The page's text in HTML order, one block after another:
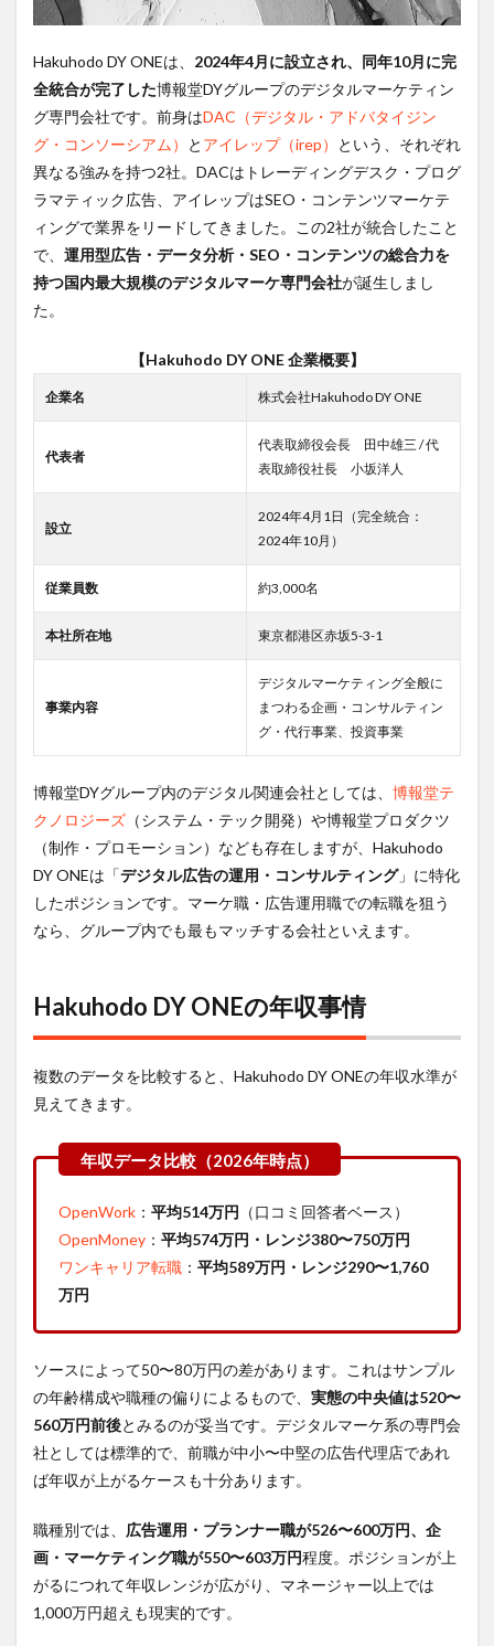
昇給
の実
3
Hakuhodo
DY ONEの
中途採用
実態
4
Hakuhodo
DY ONEの
転職・就
職難易度
ワークラ
イフバラ
Hakuhodo
DY ONEの
口コミ・
7
まと
め：
Hakuhodo
る人
Hakuhodo DY ONEは、 2024年4月に設立され、同年10月に完
全統合が完了した博報堂DYグループのデジタルマーケティン
グ専門会社です。前身はDAC（デジタル・アドバタイジン
グ・コンソーシアム）
と アイレップ（irep）
という、それぞれ
異なる強みを持つ2社。DACはトレーディングデスク・プログ
ラマティック広告、アイレップはSEO・コンテンツマーケテ
ィングで業界をリードしてきました。この2社が統合したこと
で、 運用型広告・データ分析・SEO・コンテンツの総合力を
持つ国内最大規模のデジタルマーケ専門会社が誕生しまし
た。
【Hakuhodo DY ONE 企業概要】
企業名 株式会社Hakuhodo DY ONE
代表者
代表取締役会長 田中雄三 / 代
表取締役社長 小坂洋人
設立
2024年4月1日（完全統合：
2024年10月）
従業員数 約3,000名
本社所在地 東京都港区赤坂5-3-1
事業内容
デジタルマーケティング全般に
まつわる企画・コンサルティン
グ・代行事業、投資事業
博報堂DYグループ内のデジタル関連会社としては、 博報堂テ
クノロジーズ （システム・テック開発）や博報堂プロダクツ
（制作・プロモーション）なども存在しますが、Hakuhodo
DY ONEは「デジタル広告の運用・コンサルティング」に特化
したポジションです。マーケ職・広告運用職での転職を狙う
なら、グループ内でも最もマッチする会社といえます。
Hakuhodo DY ONEの年収事情
複数のデータを比較すると、Hakuhodo DY ONEの年収水準が
見えてきます。
年収データ比較（2026年時点）
OpenWork ： 平均514万円 （口コミ回答者ベース）
OpenMoney ： 平均574万円・レンジ380〜750万円
ワンキャリア転職 ： 平均589万円・レンジ290〜1,760
万円
ソースによって50〜80万円の差があります。これはサンプル
の年齢構成や職種の偏りによるもので、 実態の中央値は520〜
560万円前後とみるのが妥当です。デジタルマーケ系の専門会
社としては標準的で、前職が中小〜中堅の広告代理店であれ
ば年収が上がるケースも十分あります。
職種別では、 広告運用・プランナー職が526〜600万円、企
画・マーケティング職が550〜603万円程度。ポジションが上
がるにつれて年収レンジが広がり、マネージャー以上では
1,000万円超えも現実的です。